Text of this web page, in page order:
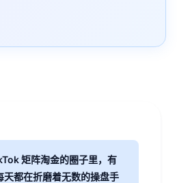
矩阵淘金的圈子里，有
天都在折磨着无数的操盘手